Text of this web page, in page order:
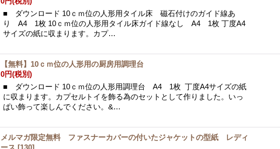
■ ダウンロード 10ｃｍ位の人形用タイル床 磁石付けのガイド線あ
り A4 1枚 10ｃｍ位の人形用タイル床ガイド線なし A4 1枚 丁度A4
サイズの紙に収まります。カプ…
【無料】10ｃｍ位の人形用の厨房用調理台
0円(税別)
■ ダウンロード 10ｃｍ位の人形用調理台 A4 1枚 丁度A4サイズの紙
に収まります。カプセルトイを飾る為のセットとして作りました。いっ
ぱい飾って楽しんでください。&…
メルマガ限定無料 ファスナーカバーの付いたジャケットの型紙 レディ